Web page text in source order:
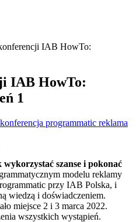
IAB HowTo:
IAB HowTo:
1
konferencja programmatic reklama
szanse i pokonać
modelu reklamy
przy IAB Polska, i
wiedzą i doświadczeniem.
miejsce 2 i 3 marca 2022.
wszystkich wystąpień.